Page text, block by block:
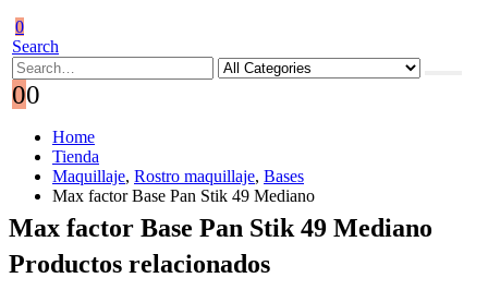
0
Search
00
Home
Tienda
Maquillaje, Rostro maquillaje, Bases
Max factor Base Pan Stik 49 Mediano
Max factor Base Pan Stik 49 Mediano
Productos relacionados